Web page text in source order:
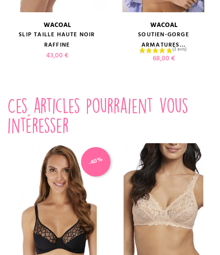
WACOAL
SLIP TAILLE HAUTE NOIR
RAFFINE
Prix
43,00 €
WACOAL
SOUTIEN-GORGE
ARMATURES...
Prix
68,00 €
Ces articles pourraient vous
intéresser
-40%